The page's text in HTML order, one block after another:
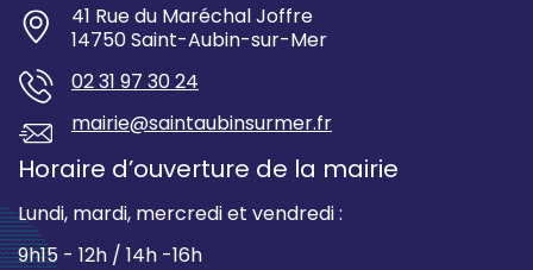
41 Rue du Maréchal Joffre
14750 Saint-Aubin-sur-Mer
02 31 97 30 24
mairie@saintaubinsurmer.fr
Horaire d’ouverture de la mairie
Lundi, mardi, mercredi et vendredi :
9h15 - 12h / 14h -16h